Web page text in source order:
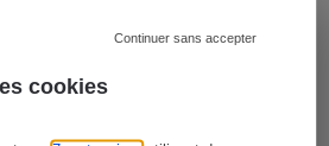
cookies
Continuer sans accepter